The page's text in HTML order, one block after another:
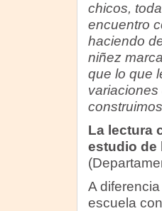
chicos,
encuentro
haciendo
niñez
que lo que
La lectura
estudio de
A
escuela